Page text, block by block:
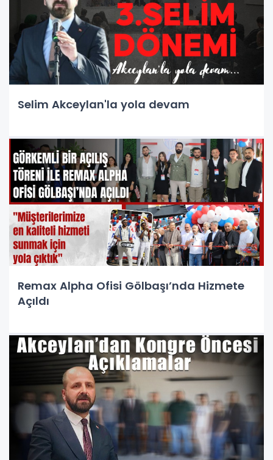
Selim Akceylan'la yola devam
Remax Alpha Ofisi Gölbaşı’nda Hizmete
Açıldı